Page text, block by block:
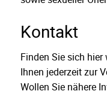
Kontakt
Finden Sie sich hier
Ihnen jederzeit zur
Wollen Sie nähere